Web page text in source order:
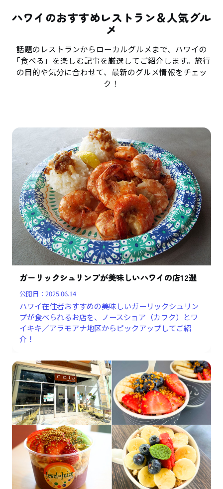
ハワイのおすすめレストラン＆人気グル
メ
話題のレストランからローカルグルメまで、ハワイの
「食べる」を楽しむ記事を厳選してご紹介します。旅行
の目的や気分に合わせて、最新のグルメ情報をチェッ
ク！
ガーリックシュリンプが美味しいハワイの店12選
公開日：2025.06.14
ハワイ在住者おすすめの美味しいガーリックシュリン
プが食べられるお店を、ノースショア（カフク）とワ
イキキ／アラモアナ地区からピックアップしてご紹
介！